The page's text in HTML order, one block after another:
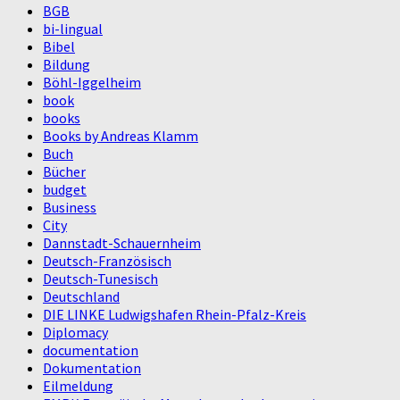
BGB
bi-lingual
Bibel
Bildung
Böhl-Iggelheim
book
books
Books by Andreas Klamm
Buch
Bücher
budget
Business
City
Dannstadt-Schauernheim
Deutsch-Französisch
Deutsch-Tunesisch
Deutschland
DIE LINKE Ludwigshafen Rhein-Pfalz-Kreis
Diplomacy
documentation
Dokumentation
Eilmeldung